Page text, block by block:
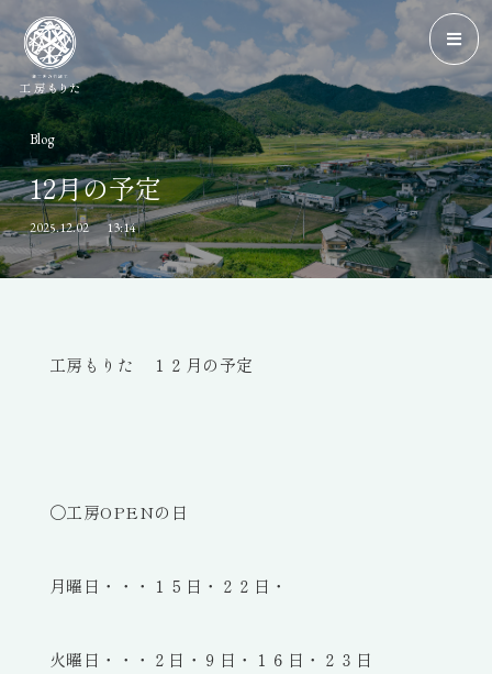
Blog
12月の予定
2025.12.02 13:14
工房もりた １２月の予定
〇工房OPENの日
月曜日・・・１５日・２２日・
火曜日・・・２日・９日・１６日・２３日